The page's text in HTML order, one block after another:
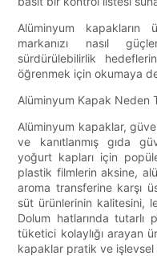
Alüminyum kapakların
markanızı nasıl
sürdürülebilirlik
öğrenmek için okumaya
Alüminyum Kapak Neden
Alüminyum kapaklar,
ve kanıtlanmış gıda
yoğurt kapları için
plastik filmlerin aksine,
aroma transferine karşı
süt ürünlerinin kalitesini,
Dolum hatlarında tutarlı
tüketici kolaylığı arayan
kapaklar pratik ve işlevsel